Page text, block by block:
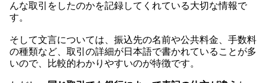
んな取引をしたのかを記録してくれている大切な情報で
す。
そして文言については、振込先の名前や公共料金、手数料
の種類など、取引の詳細が日本語で書かれていることが多
いので、比較的わかりやすいのが特徴です。